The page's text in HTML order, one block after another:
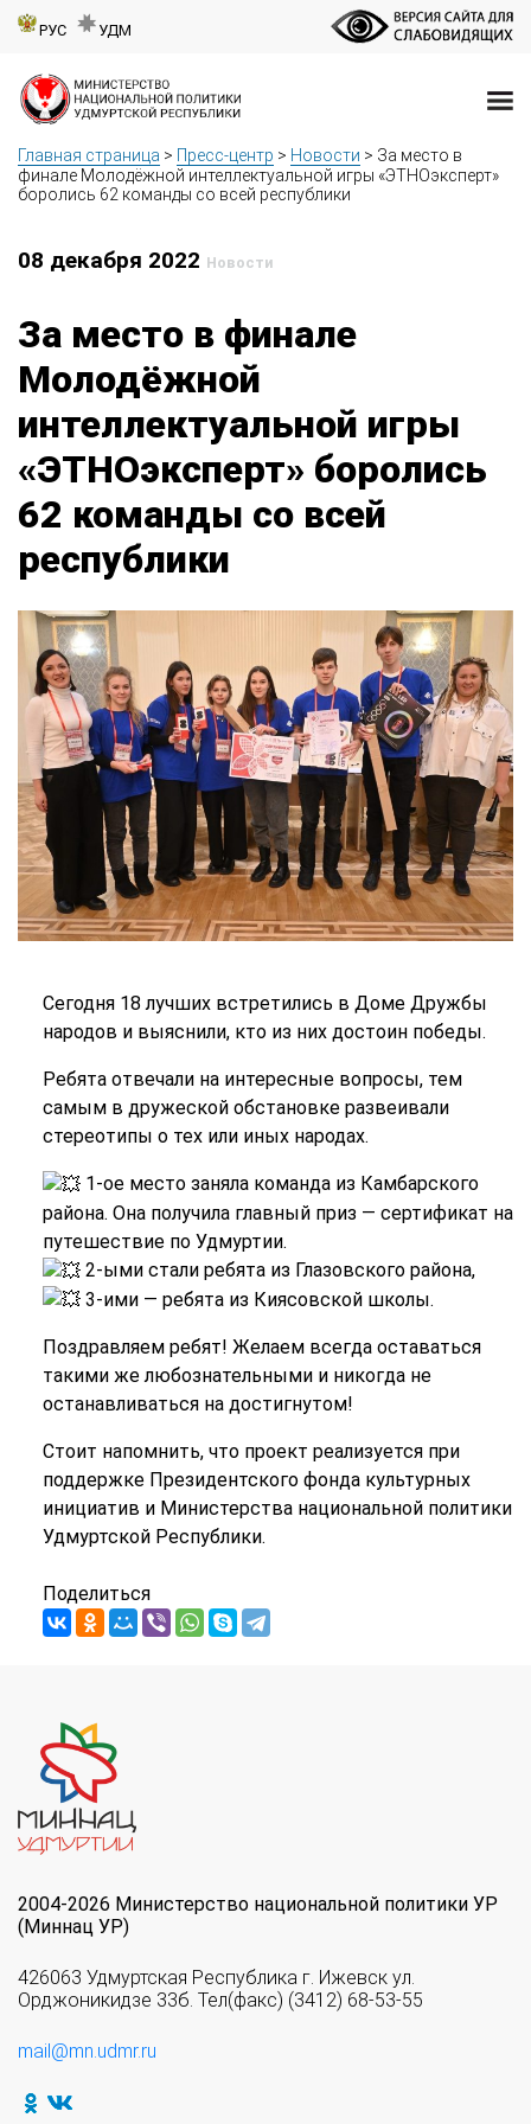
РУС УДМ
Главная страница > Пресс-центр > Новости > За место в
финале Молодёжной интеллектуальной игры «ЭТНОэксперт»
боролись 62 команды со всей республики
08 декабря 2022 Новости
За место в финале
Молодёжной
интеллектуальной игры
«ЭТНОэксперт» боролись
62 команды со всей
республики
Сегодня 18 лучших встретились в Доме Дружбы
народов и выяснили, кто из них достоин победы.
Ребята отвечали на интересные вопросы, тем
самым в дружеской обстановке развеивали
стереотипы о тех или иных народах.
1-ое место заняла команда из Камбарского
района. Она получила главный приз — сертификат на
путешествие по Удмуртии.
2-ыми стали ребята из Глазовского района,
3-ими — ребята из Киясовской школы.
Поздравляем ребят! Желаем всегда оставаться
такими же любознательными и никогда не
останавливаться на достигнутом!
Стоит напомнить, что проект реализуется при
поддержке Президентского фонда культурных
инициатив и Министерства национальной политики
Удмуртской Республики.
Поделиться
2004-2026 Министерство национальной политики УР
(Миннац УР)
426063 Удмуртская Республика г. Ижевск ул.
Орджоникидзе 33б. Тел(факс) (3412) 68-53-55
mail@mn.udmr.ru